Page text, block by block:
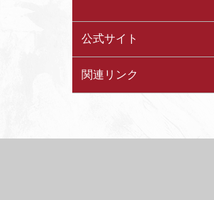
公式サイト
関連リンク